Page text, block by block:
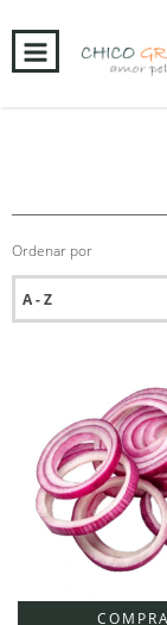
Ordenar por